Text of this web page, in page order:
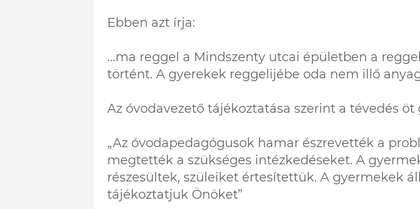
Ebben azt írja:
…ma reggel a Mindszenty utcai épületben a
történt. A gyerekek reggelijébe oda nem illő
Az óvodavezető tájékoztatása szerint a tévedés
„Az óvodapedagógusok hamar észrevették a
megtették a szükséges intézkedéseket. A
részesültek, szüleiket értesítettük. A gyermekek
tájékoztatjuk Önöket”